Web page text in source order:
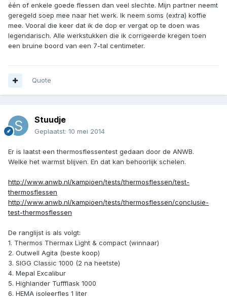
één of enkele goede flessen dan veel slechte. Mijn partner neemt
geregeld soep mee naar het werk. Ik neem soms (extra) koffie
mee. Vooral die keer dat ik de dop er vergat op te doen was
legendarisch. Alle werkstukken die ik corrigeerde kregen toen
een bruine boord van een 7-tal centimeter.
Quote
Stuudje
Geplaatst: 10 mei 2014
Er is laatst een thermosflessentest gedaan door de ANWB.
Welke het warmst blijven. En dat kan behoorlijk schelen.
http://www.anwb.nl/kampioen/tests/thermosflessen/test-
thermosflessen
http://www.anwb.nl/kampioen/tests/thermosflessen/conclusie-
test-thermosflessen
De ranglijst is als volgt:
1. Thermos Thermax Light & compact (winnaar)
2. Outwell Agita (beste koop)
3. SIGG Classic 1000 (2 na heetste)
4. Mepal Excalibur
5. Highlander Tuffflask 1000
6. HEMA isoleerfles 1 liter